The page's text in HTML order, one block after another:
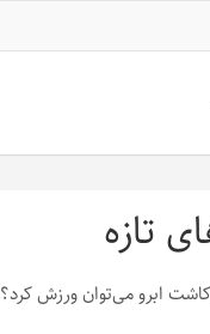
تازه
ابرو می‌توان ورزش کرد؟